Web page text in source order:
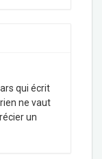
qui écrit
ne vaut
un